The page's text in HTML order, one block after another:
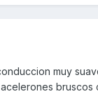
muy